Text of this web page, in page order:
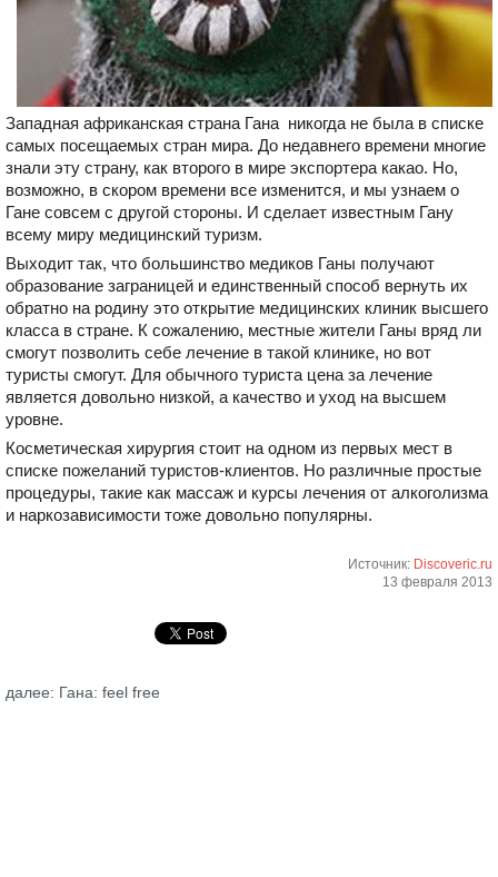
Западная африканская страна Гана никогда не была в списке
самых посещаемых стран мира. До недавнего времени многие
знали эту страну, как второго в мире экспортера какао. Но,
возможно, в скором времени все изменится, и мы узнаем о
Гане совсем с другой стороны. И сделает известным Гану
всему миру медицинский туризм.
Выходит так, что большинство медиков Ганы получают
образование заграницей и единственный способ вернуть их
обратно на родину это открытие медицинских клиник высшего
класса в стране. К сожалению, местные жители Ганы вряд ли
смогут позволить себе лечение в такой клинике, но вот
туристы смогут. Для обычного туриста цена за лечение
является довольно низкой, а качество и уход на высшем
уровне.
Косметическая хирургия стоит на одном из первых мест в
списке пожеланий туристов-клиентов. Но различные простые
процедуры, такие как массаж и курсы лечения от алкоголизма
и наркозависимости тоже довольно популярны.
Источник: Discoveric.ru
13 февраля 2013
далее: Гана: feel free